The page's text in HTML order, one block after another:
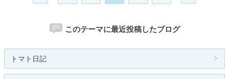
このテーマに最近投稿したブログ
トマト日記